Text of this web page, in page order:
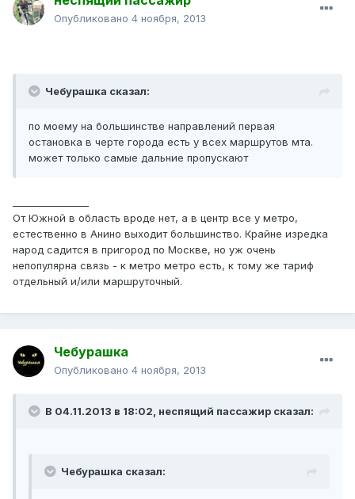
Опубликовано 4 ноября, 2013
Чебурашка сказал:
по моему на большинстве направлений первая
остановка в черте города есть у всех маршрутов мта.
может только самые дальние пропускают
От Южной в область вроде нет, а в центр все у метро,
естественно в Анино выходит большинство. Крайне изредка
народ садится в пригород по Москве, но уж очень
непопулярна связь - к метро метро есть, к тому же тариф
отдельный и/или маршруточный.
Чебурашка
Опубликовано 4 ноября, 2013
В 04.11.2013 в 18:02, неспящий пассажир сказал:
Чебурашка сказал: